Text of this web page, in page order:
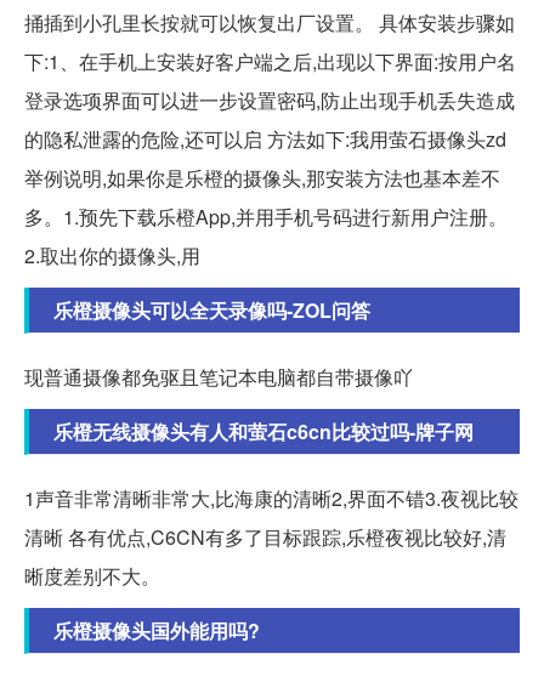
捅插到小孔里长按就可以恢复出厂设置。 具体安装步骤如
下:1、在手机上安装好客户端之后,出现以下界面:按用户名
登录选项界面可以进一步设置密码,防止出现手机丢失造成
的隐私泄露的危险,还可以启 方法如下:我用萤石摄像头zd
举例说明,如果你是乐橙的摄像头,那安装方法也基本差不
多。1.预先下载乐橙App,并用手机号码进行新用户注册。
2.取出你的摄像头,用
乐橙摄像头可以全天录像吗-ZOL问答
现普通摄像都免驱且笔记本电脑都自带摄像吖
乐橙无线摄像头有人和萤石c6cn比较过吗-牌子网
1声音非常清晰非常大,比海康的清晰2,界面不错3.夜视比较
清晰 各有优点,C6CN有多了目标跟踪,乐橙夜视比较好,清
晰度差别不大。
乐橙摄像头国外能用吗?